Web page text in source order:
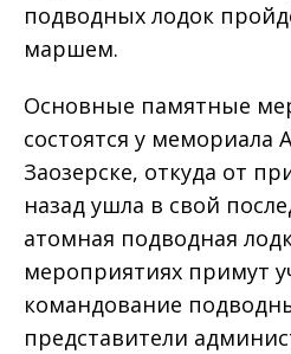
подводных лодок
маршем.
Основные памятные
состоятся у мемориала
Заозерске, откуда от
назад ушла в свой
атомная подводная
мероприятиях примут
командование
представители